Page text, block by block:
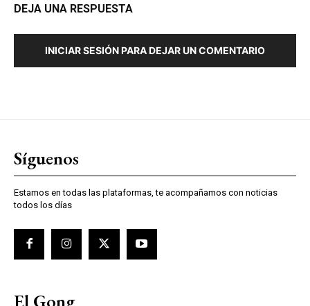
DEJA UNA RESPUESTA
INICIAR SESIÓN PARA DEJAR UN COMENTARIO
Síguenos
Estamos en todas las plataformas, te acompañamos con noticias
todos los días
El Gong